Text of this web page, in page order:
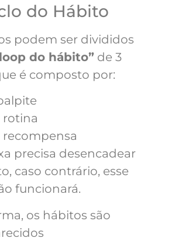
do Hábito
podem ser divididos
do hábito” de 3
é composto por:
rotina
recompensa
precisa desencadear
caso contrário, esse
funcionará.
os hábitos são